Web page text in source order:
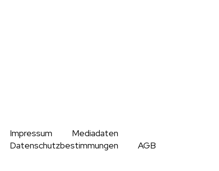
Impressum
Mediadaten
Datenschutzbestimmungen
AGB